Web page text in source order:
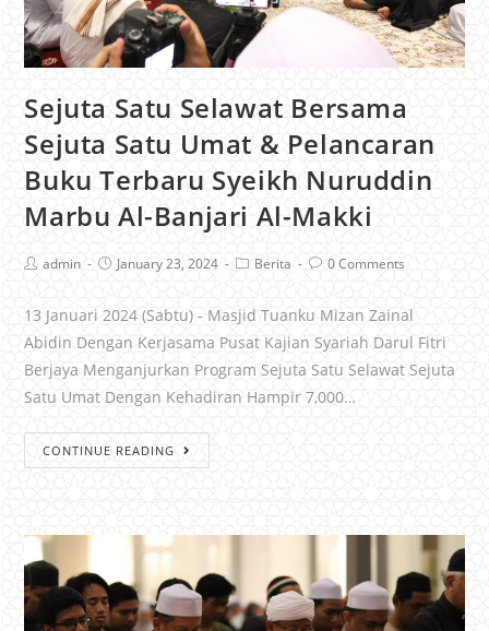
Sejuta Satu Selawat Bersama
Sejuta Satu Umat & Pelancaran
Buku Terbaru Syeikh Nuruddin
Marbu Al-Banjari Al-Makki
admin January 23, 2024 Berita 0 Comments
13 Januari 2024 (Sabtu) - Masjid Tuanku Mizan Zainal
Abidin Dengan Kerjasama Pusat Kajian Syariah Darul Fitri
Berjaya Menganjurkan Program Sejuta Satu Selawat Sejuta
Satu Umat Dengan Kehadiran Hampir 7,000…
CONTINUE READING